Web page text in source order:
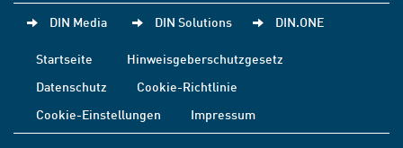
DIN Media DIN Solutions DIN.ONE
Startseite
Hinweisgeberschutzgesetz
Datenschutz
Cookie-Richtlinie
Cookie-Einstellungen
Impressum